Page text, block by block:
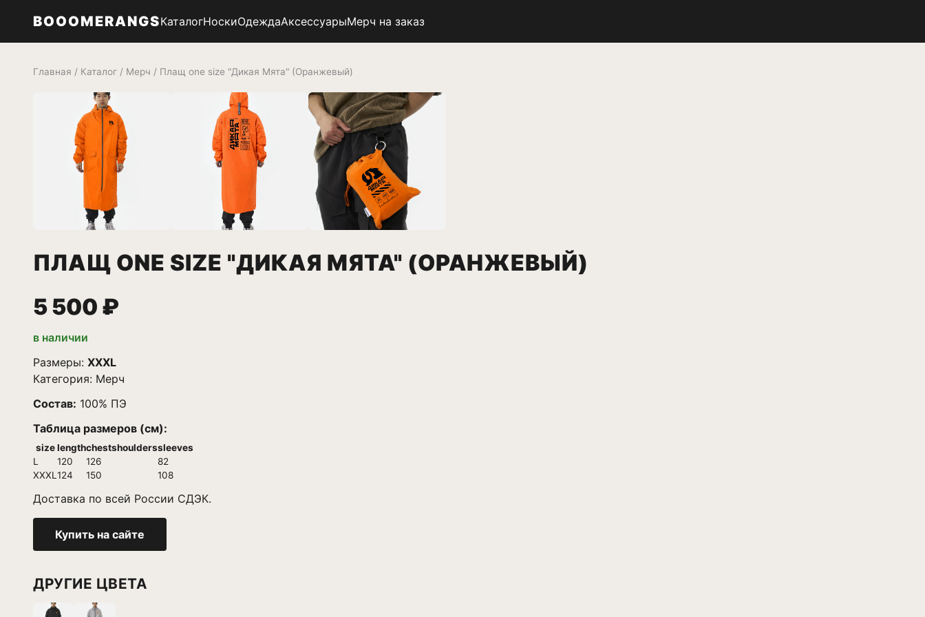
BOOOMERANGSКаталогНоскиОдеждаАксессуарыМерч на заказ
Главная / Каталог / Мерч / Плащ one size "Дикая Мята" (Оранжевый)
ПЛАЩ ONE SIZE "ДИКАЯ МЯТА" (ОРАНЖЕВЫЙ)
5 500 ₽
в наличии
Размеры: XXXL
Категория: Мерч
Состав: 100% ПЭ
Таблица размеров (см):
size lengthchestshoulderssleeves
L
120 126
82
XXXL124 150 108
Доставка по всей России СДЭК.
Купить на сайте
ДРУГИЕ ЦВЕТА